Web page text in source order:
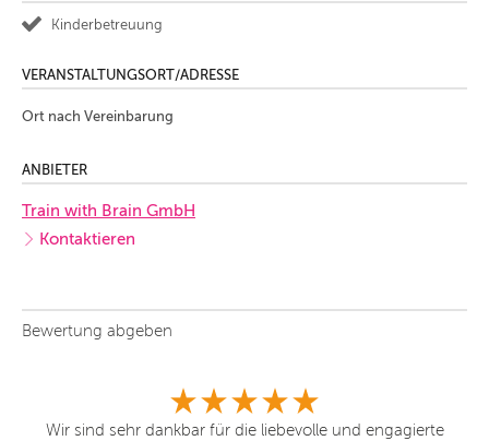
Kinderbetreuung
VERANSTALTUNGSORT/ADRESSE
Ort nach Vereinbarung
ANBIETER
Train with Brain GmbH
Kontaktieren
Bewertung abgeben
Wir sind sehr dankbar für die liebevolle und engagierte